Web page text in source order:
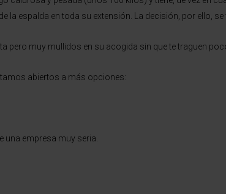
espalda en toda su extensión. La decisión, por ello, se
muy mullidos en su acogida sin que te traguen
abiertos a más opciones:
empresa muy seria.